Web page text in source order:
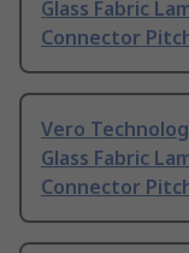
Glass Fabric
Connector
Vero
Glass Fabric
Connector